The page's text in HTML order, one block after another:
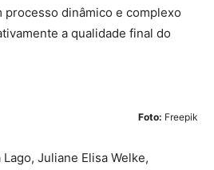
processo dinâmico e complexo
a qualidade final do
Foto: Freepik
Juliane Elisa Welke,